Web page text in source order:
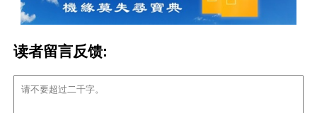
读者留言反馈: